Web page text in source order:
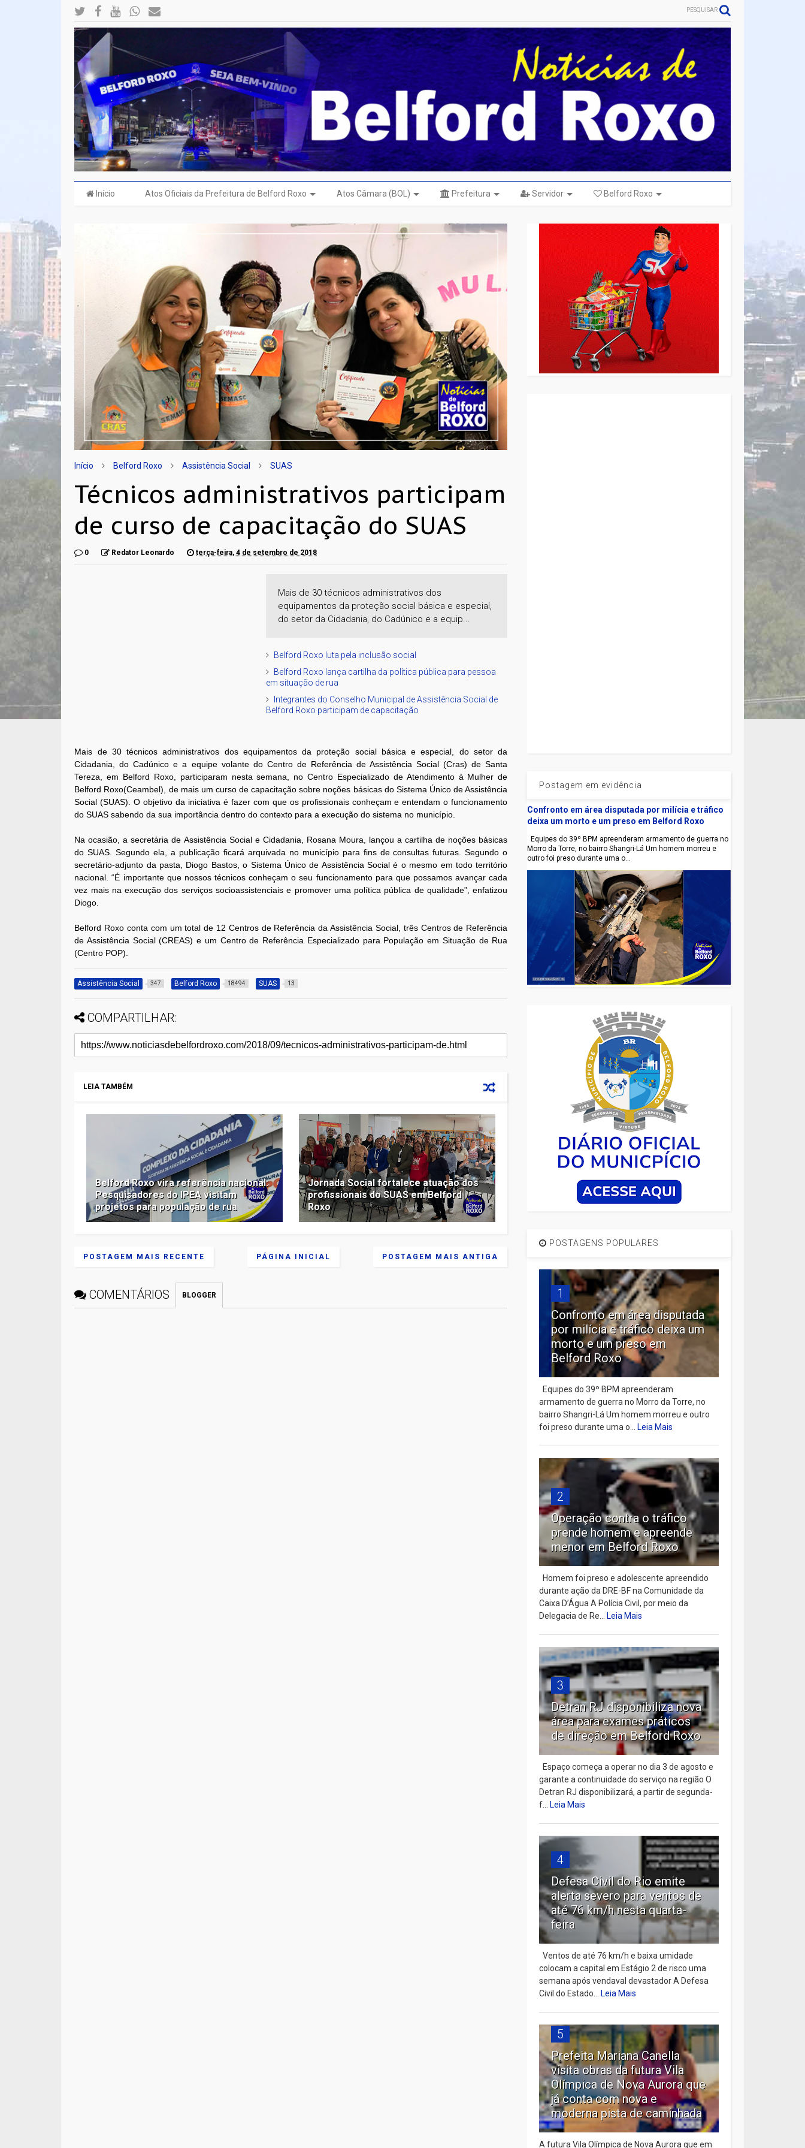
PESQUISAR
Início Atos Oficiais da Prefeitura de Belford Roxo Atos Câmara (BOL) Prefeitura Servidor Belford Roxo
Início Belford Roxo Assistência Social SUAS
Técnicos administrativos participam
de curso de capacitação do SUAS
0 Redator Leonardo terça-feira, 4 de setembro de 2018
Mais de 30 técnicos administrativos dos
equipamentos da proteção social básica e especial,
do setor da Cidadania, do Cadúnico e a equip...
Belford Roxo luta pela inclusão social
Belford Roxo lança cartilha da política pública para pessoa
em situação de rua
Integrantes do Conselho Municipal de Assistência Social de
Belford Roxo participam de capacitação
Mais de 30 técnicos administrativos dos equipamentos da proteção social básica e especial, do setor da
Cidadania, do Cadúnico e a equipe volante do Centro de Referência de Assistência Social (Cras) de Santa
Tereza, em Belford Roxo, participaram nesta semana, no Centro Especializado de Atendimento à Mulher de
Belford Roxo(Ceambel), de mais um curso de capacitação sobre noções básicas do Sistema Único de Assistência
Social (SUAS). O objetivo da iniciativa é fazer com que os profissionais conheçam e entendam o funcionamento
do SUAS sabendo da sua importância dentro do contexto para a execução do sistema no município.
Na ocasião, a secretária de Assistência Social e Cidadania, Rosana Moura, lançou a cartilha de noções básicas
do SUAS. Segundo ela, a publicação ficará arquivada no município para fins de consultas futuras. Segundo o
secretário-adjunto da pasta, Diogo Bastos, o Sistema Único de Assistência Social é o mesmo em todo território
nacional. “É importante que nossos técnicos conheçam o seu funcionamento para que possamos avançar cada
vez mais na execução dos serviços socioassistenciais e promover uma política pública de qualidade”, enfatizou
Diogo.
Belford Roxo conta com um total de 12 Centros de Referência da Assistência Social, três Centros de Referência
de Assistência Social (CREAS) e um Centro de Referência Especializado para População em Situação de Rua
(Centro POP).
Assistência Social 347 Belford Roxo 18494 SUAS 13
COMPARTILHAR:
LEIA TAMBÉM
Belford Roxo vira referência nacional:
Pesquisadores do IPEA visitam
projetos para população de rua
Jornada Social fortalece atuação dos
profissionais do SUAS em Belford
Roxo
POSTAGEM MAIS RECENTE POSTAGEM MAIS ANTIGA
PÁGINA INICIAL
COMENTÁRIOS BLOGGER
Postagem em evidência
Confronto em área disputada por milícia e tráfico
deixa um morto e um preso em Belford Roxo
Equipes do 39º BPM apreenderam armamento de guerra no
Morro da Torre, no bairro Shangri-Lá Um homem morreu e
outro foi preso durante uma o...
POSTAGENS POPULARES
1
Confronto em área disputada
por milícia e tráfico deixa um
morto e um preso em
Belford Roxo
Equipes do 39º BPM apreenderam
armamento de guerra no Morro da Torre, no
bairro Shangri-Lá Um homem morreu e outro
foi preso durante uma o...Leia Mais
2
Operação contra o tráfico
prende homem e apreende
menor em Belford Roxo
Homem foi preso e adolescente apreendido
durante ação da DRE-BF na Comunidade da
Caixa D’Água A Polícia Civil, por meio da
Delegacia de Re...Leia Mais
3
Detran RJ disponibiliza nova
área para exames práticos
de direção em Belford Roxo
Espaço começa a operar no dia 3 de agosto e
garante a continuidade do serviço na região O
Detran RJ disponibilizará, a partir de segunda-
f...Leia Mais
4
Defesa Civil do Rio emite
alerta severo para ventos de
até 76 km/h nesta quarta-
feira
Ventos de até 76 km/h e baixa umidade
colocam a capital em Estágio 2 de risco uma
semana após vendaval devastador A Defesa
Civil do Estado...Leia Mais
5
Prefeita Mariana Canella
visita obras da futura Vila
Olímpica de Nova Aurora que
já conta com nova e
moderna pista de caminhada
A futura Vila Olímpica de Nova Aurora que em